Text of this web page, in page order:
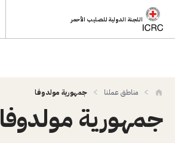
تجاوز إلى المحتوى الرئيسي
اللجنة الدولية للصليب الأحمر
مناطق عملنا جمهورية مولدوفا
جمهورية مولدوفا